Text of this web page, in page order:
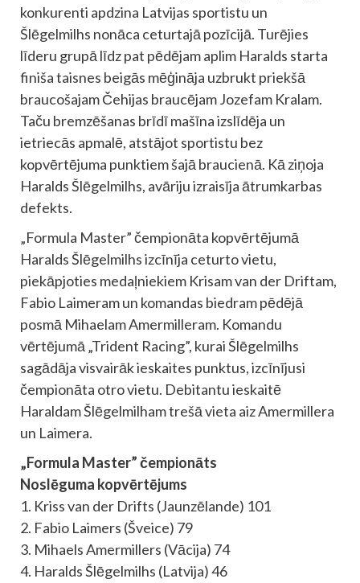
konkurenti apdzina Latvijas sportistu un
Šlēgelmilhs nonāca ceturtajā pozīcijā. Turējies
līderu grupā līdz pat pēdējam aplim Haralds starta
finiša taisnes beigās mēģināja uzbrukt priekšā
braucošajam Čehijas braucējam Jozefam Kralam.
Taču bremzēšanas brīdī mašīna izslīdēja un
ietriecās apmalē, atstājot sportistu bez
kopvērtējuma punktiem šajā braucienā. Kā ziņoja
Haralds Šlēgelmilhs, avāriju izraisīja ātrumkarbas
defekts.
„Formula Master” čempionāta kopvērtējumā
Haralds Šlēgelmilhs izcīnīja ceturto vietu,
piekāpjoties medaļniekiem Krisam van der Driftam,
Fabio Laimeram un komandas biedram pēdējā
posmā Mihaelam Amermilleram. Komandu
vērtējumā „Trident Racing”, kurai Šlēgelmilhs
sagādāja visvairāk ieskaites punktus, izcīnījusi
čempionāta otro vietu. Debitantu ieskaitē
Haraldam Šlēgelmilham trešā vieta aiz Amermillera
un Laimera.
„Formula Master” čempionāts
Noslēguma kopvērtējums
1. Kriss van der Drifts (Jaunzēlande) 101
2. Fabio Laimers (Šveice) 79
3. Mihaels Amermillers (Vācija) 74
4. Haralds Šlēgelmilhs (Latvija) 46